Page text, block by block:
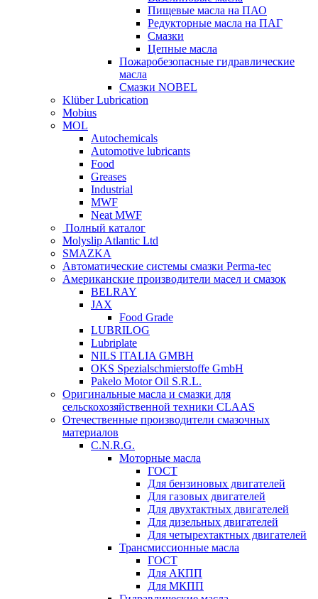
Пищевые масла на ПАО
Редукторные масла на ПАГ
Смазки
Цепные масла
Пожаробезопасные гидравлические
масла
Смазки NOBEL
Klüber Lubrication
Mobius
MOL
Autochemicals
Automotive lubricants
Food
Greases
Industrial
MWF
Neat MWF
Полный каталог
Molyslip Atlantic Ltd
SMAZKA
Автоматические системы смазки Perma-tec
Американские производители масел и смазок
BELRAY
JAX
Food Grade
LUBRILOG
Lubriplate
NILS ITALIA GMBH
OKS Spezialschmierstoffe GmbH
Pakelo Motor Oil S.R.L.
Оригинальные масла и смазки для
сельскохозяйственной техники CLAAS
Отечественные производители смазочных
материалов
C.N.R.G.
Моторные масла
ГОСТ
Для бензиновых двигателей
Для газовых двигателей
Для двухтактных двигателей
Для дизельных двигателей
Для четырехтактных двигателей
Трансмиссионные масла
ГОСТ
Для АКПП
Для МКПП